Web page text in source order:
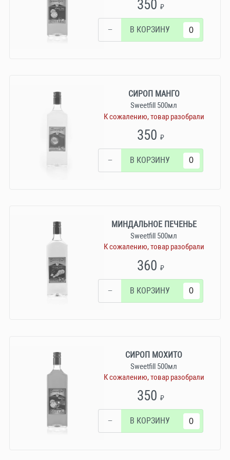
350₽
− В КОРЗИНУ
СИРОП МАНГО
Sweetfill 500мл
К сожалению, товар разобрали
350₽
− В КОРЗИНУ
МИНДАЛЬНОЕ ПЕЧЕНЬЕ
Sweetfill 500мл
К сожалению, товар разобрали
360₽
− В КОРЗИНУ
СИРОП МОХИТО
Sweetfill 500мл
К сожалению, товар разобрали
350₽
− В КОРЗИНУ